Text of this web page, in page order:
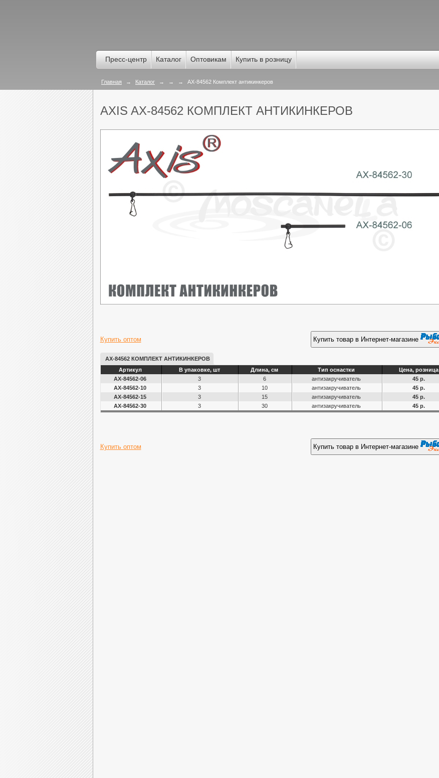
Пресс-центр Каталог Оптовикам Купить в розницу
Главная → Каталог → → → AX-84562 Комплект антикинкеров
AXIS AX-84562 КОМПЛЕКТ АНТИКИНКЕРОВ
Купить оптом Купить товар в Интернет-магазине
AX-84562 КОМПЛЕКТ АНТИКИНКЕРОВ
Артикул
В упаковке, шт Длина, см Тип оснастки
Цена, розница
AX-84562-06
3 6 антизакручиватель
45 р.
AX-84562-10
3 10 антизакручиватель
45 р.
AX-84562-15
3 15 антизакручиватель
45 р.
AX-84562-30
3 30 антизакручиватель 45 р.
Купить оптом Купить товар в Интернет-магазине